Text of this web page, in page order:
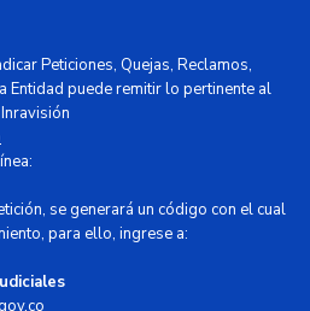
Peticiones, Quejas, Reclamos,
Entidad puede remitir lo pertinente al
se generará un código con el cual
para ello, ingrese a: